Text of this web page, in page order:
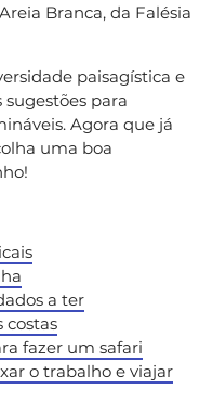
Branca, da Falésia
paisagística e
para
Agora que já
uma boa
a ter
costas
fazer um safari
o trabalho e viajar